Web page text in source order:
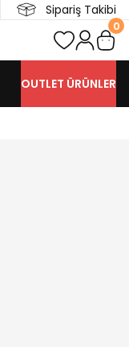
Sipariş Takibi
0
OUTLET ÜRÜNLER